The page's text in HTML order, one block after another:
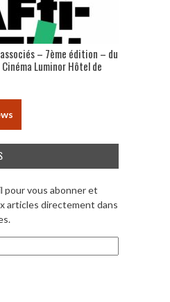
– 7ème édition – du
Luminor Hôtel de
pour vous abonner et
articles directement dans